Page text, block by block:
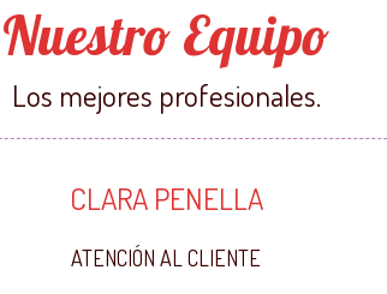
Nuestro Equipo
Los mejores profesionales.
CLARA PENELLA
ATENCIÓN AL CLIENTE